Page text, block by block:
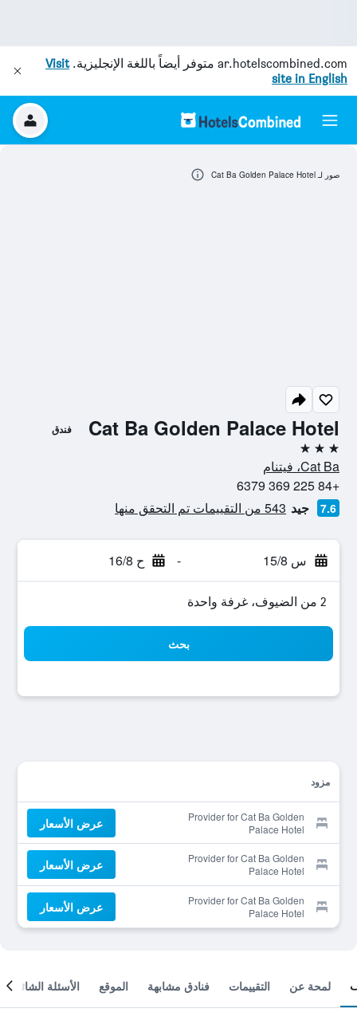
ar.hotelscombined.com متوفر أيضاً باللغة الإنجليزية.Visit
site in English
Cat Ba Golden Palace Hotel فندق
3 نجوم
Cat Ba، فيتنام
+84 225 369 6379
7.6 جيد 543 من التقييمات تم التحقق منها
س 15/8 - ح 16/8
2 من الضيوف، غرفة واحدة
بحث
مزود
Provider for Cat Ba Golden
Palace Hotel
عرض الأسعار
Provider for Cat Ba Golden
Palace Hotel
عرض الأسعار
Provider for Cat Ba Golden
Palace Hotel
عرض الأسعار
صور لـ Cat Ba Golden Palace Hotel
لمحة عن التقييمات فنادق مشابهة الموقع الأسئلة الشائعة